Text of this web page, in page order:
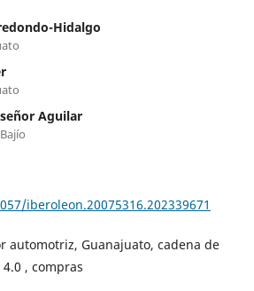
Hidalgo
Aguilar
iberoleon.20075316.202339671
automotriz, Guanajuato, cadena de
, compras